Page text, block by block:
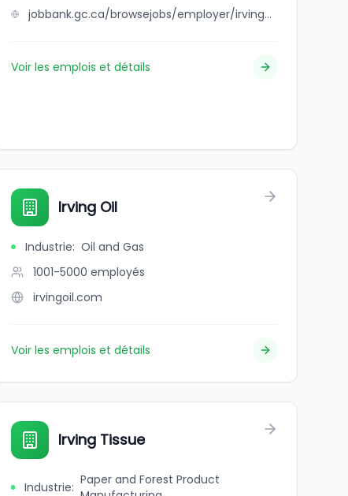
jobbank.gc.ca/browsejobs/employer/irving+big+stop+restaurant/ca
Voir les emplois et détails
Irving Oil
Industrie: Oil and Gas
1001-5000 employés
irvingoil.com
Voir les emplois et détails
Irving Tissue
Industrie: Paper and Forest Product